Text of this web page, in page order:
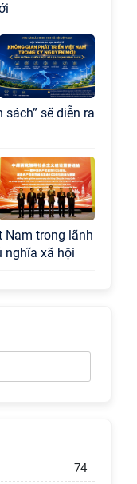
sẽ diễn ra
Nam trong lãnh
nghĩa xã hội
nghệ trọng
74